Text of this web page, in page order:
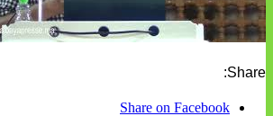
Share:
Share on Facebook